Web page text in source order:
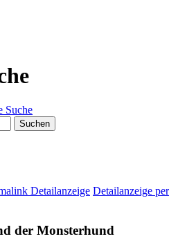
Suche
Detailanzeige Detailanzeige
der Monsterhund